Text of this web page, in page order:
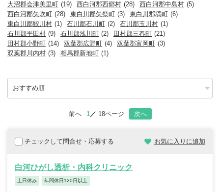
大沼郡会津美里町 (19) 西白河郡西郷村 (28) 西白河郡中島村 (5)
西白河郡矢吹町 (28) 東白川郡矢祭町 (3) 東白川郡塙町 (6)
東白川郡鮫川村 (1) 石川郡石川町 (2) 石川郡玉川村 (1)
石川郡平田村 (9) 石川郡浅川町 (2) 田村郡三春町 (21)
田村郡小野町 (14) 双葉郡広野町 (4) 双葉郡富岡町 (3)
双葉郡川内村 (3) 相馬郡新地町 (1)
前へ 1 18ページ 次へ
チェックして問合せ・応募する お気に入りに追加
白河ひがし透析・内科クリニック
土日休み 年間休日120日以上